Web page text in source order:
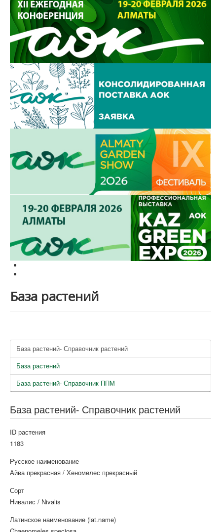
База растений
База растений- Справочник растений
База растений
База растений- Справочник ППМ
База растений- Справочник растений
ID растения
1183
Русское наименование
Айва прекрасная / Хеномелес прекрасный
Сорт
Нивалис / Nivalis
Латинское наименование (lat.name)